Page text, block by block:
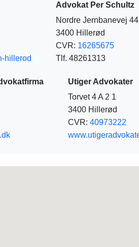
hillerod
Advokat Per Schultz
Nordre Jernbanevej 44
3400 Hillerød
CVR: 16265675
Tlf. 48261313
Utiger Advokater
Torvet 4 A 2 1
3400 Hillerød
CVR: 40973222